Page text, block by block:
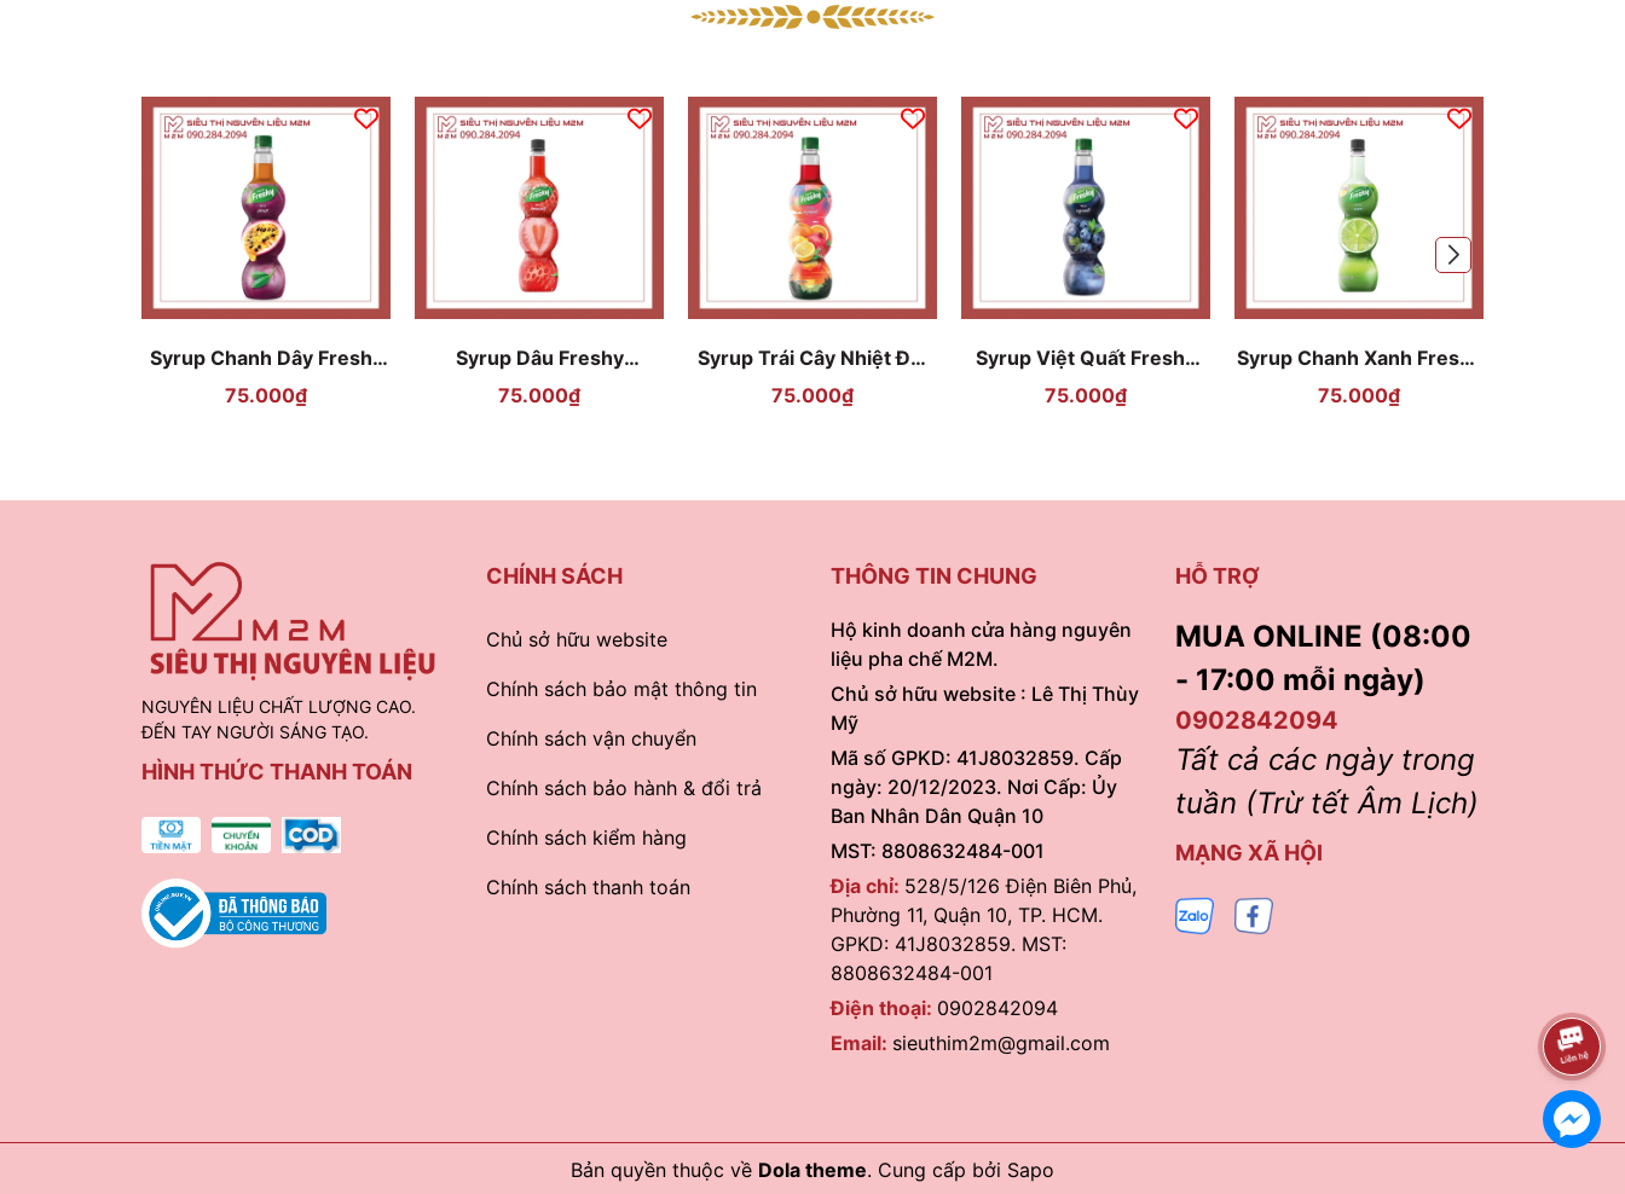
Syrup Chanh Dây Freshy
Passion Fruit 710ml
75.000₫
Syrup Dâu Freshy
Strawberry 710ml
75.000₫
Syrup Trái Cây Nhiệt Đới
Freshy Fruit Punch 710ml
75.000₫
Syrup Việt Quất Freshy
Blueberry 710ml
75.000₫
Syrup Chanh Xanh Freshy
Lime 710ml
75.000₫
NGUYÊN LIỆU CHẤT LƯỢNG CAO.
ĐẾN TAY NGƯỜI SÁNG TẠO.
HÌNH THỨC THANH TOÁN
CHÍNH SÁCH
Chủ sở hữu website
Chính sách bảo mật thông tin
Chính sách vận chuyển
Chính sách bảo hành & đổi trả
Chính sách kiểm hàng
Chính sách thanh toán
THÔNG TIN CHUNG
Hộ kinh doanh cửa hàng nguyên
liệu pha chế M2M.
Chủ sở hữu website : Lê Thị Thùy
Mỹ
Mã số GPKD: 41J8032859. Cấp
ngày: 20/12/2023. Nơi Cấp: Ủy
Ban Nhân Dân Quận 10
MST: 8808632484-001
Địa chỉ: 528/5/126 Điện Biên Phủ,
Phường 11, Quận 10, TP. HCM.
GPKD: 41J8032859. MST:
8808632484-001
Điện thoại: 0902842094
Email: sieuthim2m@gmail.com
HỖ TRỢ
MUA ONLINE (08:00
- 17:00 mỗi ngày)
0902842094
Tất cả các ngày trong
tuần (Trừ tết Âm Lịch)
MẠNG XÃ HỘI
Bản quyền thuộc về Dola theme. Cung cấp bởi Sapo